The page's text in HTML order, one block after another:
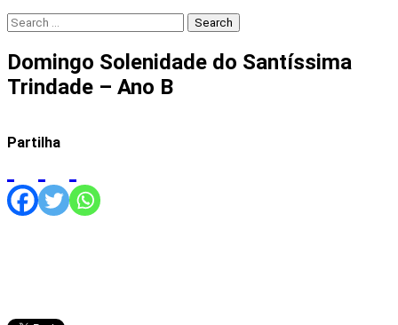
Search
for:
Domingo Solenidade do Santíssima
Trindade – Ano B
Partilha